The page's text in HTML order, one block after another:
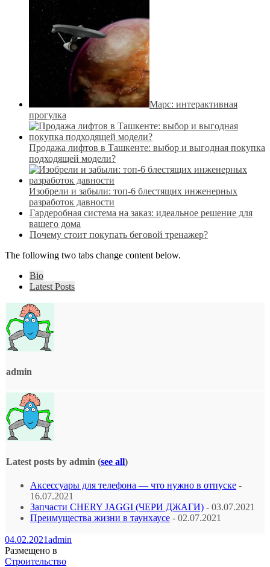
Марс: интерактивная
прогулка
Продажа лифтов в Ташкенте: выбор и выгодная покупка
подходящей модели?
Изобрели и забыли: топ-6 блестящих инженерных
разработок давности
Гардеробная система на заказ: идеальное решение для
вашего дома
Почему стоит покупать беговой тренажер?
The following two tabs change content below.
Bio
Latest Posts
admin
Latest posts by admin (see all)
Аксессуары для телефона — что нужно в отпуске -
16.07.2021
Запчасти CHERY JAGGI (ЧЕРИ ДЖАГИ) - 03.07.2021
Преимущества жизни в таунхаусе - 02.07.2021
04.02.2021admin
Размещено в
Строительство